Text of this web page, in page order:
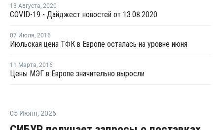
13 Августа, 2020
COVID-19 - Дайджест новостей от 13.08.2020
07 Июля, 2016
Июльская цена ТФК в Европе осталась на уровне июня
11 Марта, 2016
Цены МЭГ в Европе значительно выросли
05 Июня, 2026